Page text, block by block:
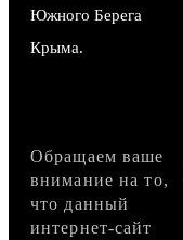
Южного Берега
Крыма.
Обращаем ваше
внимание на то,
что данный
интернет-сайт